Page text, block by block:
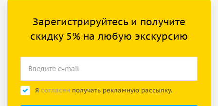
Зарегистрируйтесь и получите
скидку 5% на любую экскурсию
Я согласен получать рекламную рассылку.